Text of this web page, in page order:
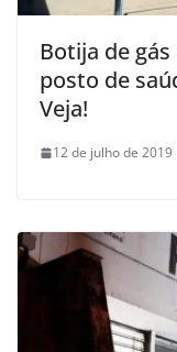
Botija de
posto de
Veja!
12 de julho de 2019